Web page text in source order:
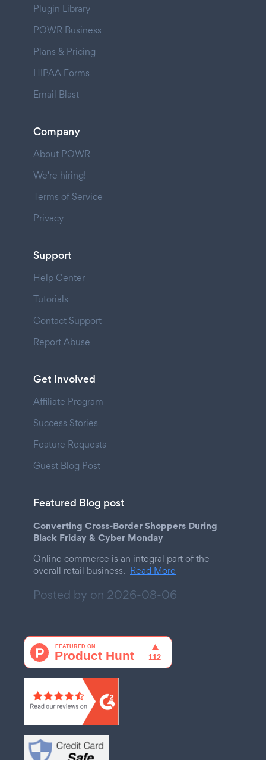
Plugin Library
POWR Business
Plans & Pricing
HIPAA Forms
Email Blast
Company
About POWR
We're hiring!
Terms of Service
Privacy
Support
Help Center
Tutorials
Contact Support
Report Abuse
Get Involved
Affiliate Program
Success Stories
Feature Requests
Guest Blog Post
Featured Blog post
Converting Cross-Border Shoppers During
Black Friday & Cyber Monday
Online commerce is an integral part of the
overall retail business. Read More
Posted by on 2026-08-06